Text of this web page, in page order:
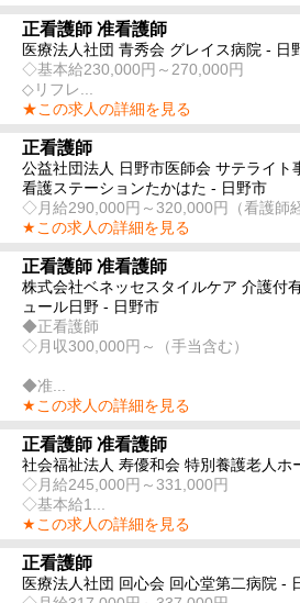
正看護師 准看護師
医療法人社団 青秀会 グレイス病院 - 日
◇基本給230,000円～270,000円
◇リフレ...
★この求人の詳細を見る
正看護師
公益社団法人 日野市医師会 サテライト
看護ステーションたかはた - 日野市
◇月給290,000円～320,000円（看護師経
★この求人の詳細を見る
正看護師 准看護師
株式会社ベネッセスタイルケア 介護付
ュール日野 - 日野市
◆正看護師
◇月収300,000円～（手当含む）
◆准...
★この求人の詳細を見る
正看護師 准看護師
社会福祉法人 寿優和会 特別養護老人ホ
◇月給245,000円～331,000円
◇基本給1...
★この求人の詳細を見る
正看護師
医療法人社団 回心会 回心堂第二病院 -